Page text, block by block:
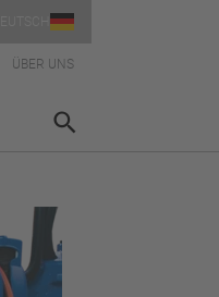
ÜBER UNS